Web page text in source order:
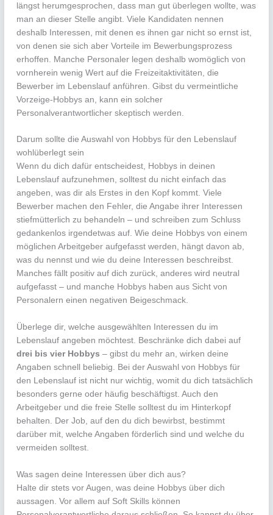
längst herumgesprochen, dass man gut überlegen wollte, was
man an dieser Stelle angibt. Viele Kandidaten nennen
deshalb Interessen, mit denen es ihnen gar nicht so ernst ist,
von denen sie sich aber Vorteile im Bewerbungsprozess
erhoffen. Manche Personaler legen deshalb womöglich von
vornherein wenig Wert auf die Freizeitaktivitäten, die
Bewerber im Lebenslauf anführen. Gibst du vermeintliche
Vorzeige-Hobbys an, kann ein solcher
Personalverantwortlicher skeptisch werden.
Darum sollte die Auswahl von Hobbys für den Lebenslauf
wohlüberlegt sein
Wenn du dich dafür entscheidest, Hobbys in deinen
Lebenslauf aufzunehmen, solltest du nicht einfach das
angeben, was dir als Erstes in den Kopf kommt. Viele
Bewerber machen den Fehler, die Angabe ihrer Interessen
stiefmütterlich zu behandeln – und schreiben zum Schluss
gedankenlos irgendetwas auf. Wie deine Hobbys von einem
möglichen Arbeitgeber aufgefasst werden, hängt davon ab,
was du nennst und wie du deine Interessen beschreibst.
Manches fällt positiv auf dich zurück, anderes wird neutral
aufgefasst – und manche Hobbys haben aus Sicht von
Personalern einen negativen Beigeschmack.
Überlege dir, welche ausgewählten Interessen du im
Lebenslauf angeben möchtest. Beschränke dich dabei auf
drei bis vier Hobbys – gibst du mehr an, wirken deine
Angaben schnell beliebig. Bei der Auswahl von Hobbys für
den Lebenslauf ist nicht nur wichtig, womit du dich tatsächlich
besonders gerne oder häufig beschäftigst. Auch den
Arbeitgeber und die freie Stelle solltest du im Hinterkopf
behalten. Der Job, auf den du dich bewirbst, bestimmt
darüber mit, welche Angaben förderlich sind und welche du
vermeiden solltest.
Was sagen deine Interessen über dich aus?
Halte dir stets vor Augen, was deine Hobbys über dich
aussagen. Vor allem auf Soft Skills können